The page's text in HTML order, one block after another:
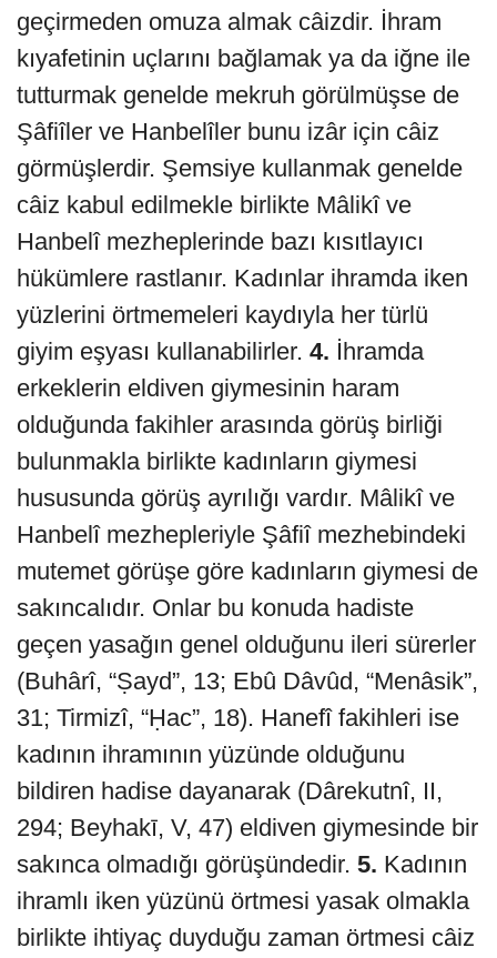
geçirmeden omuza almak câizdir. İhram
kıyafetinin uçlarını bağlamak ya da iğne ile
tutturmak genelde mekruh görülmüşse de
Şâfiîler ve Hanbelîler bunu izâr için câiz
görmüşlerdir. Şemsiye kullanmak genelde
câiz kabul edilmekle birlikte Mâlikî ve
Hanbelî mezheplerinde bazı kısıtlayıcı
hükümlere rastlanır. Kadınlar ihramda iken
yüzlerini örtmemeleri kaydıyla her türlü
giyim eşyası kullanabilirler. 4. İhramda
erkeklerin eldiven giymesinin haram
olduğunda fakihler arasında görüş birliği
bulunmakla birlikte kadınların giymesi
hususunda görüş ayrılığı vardır. Mâlikî ve
Hanbelî mezhepleriyle Şâfiî mezhebindeki
mutemet görüşe göre kadınların giymesi de
sakıncalıdır. Onlar bu konuda hadiste
geçen yasağın genel olduğunu ileri sürerler
(Buhârî, “Ṣayd”, 13; Ebû Dâvûd, “Menâsik”,
31; Tirmizî, “Ḥac”, 18). Hanefî fakihleri ise
kadının ihramının yüzünde olduğunu
bildiren hadise dayanarak (Dârekutnî, II,
294; Beyhakī, V, 47) eldiven giymesinde bir
sakınca olmadığı görüşündedir. 5. Kadının
ihramlı iken yüzünü örtmesi yasak olmakla
birlikte ihtiyaç duyduğu zaman örtmesi câiz